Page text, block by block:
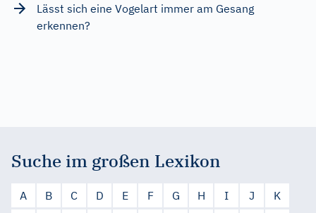
Lässt sich eine Vogelart immer am Gesang
erkennen?
Suche im großen Lexikon
A B C D E F G H I J
K